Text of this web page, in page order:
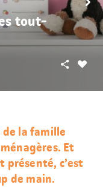
tout-
Partager
de la famille
Et
c’est
de main.